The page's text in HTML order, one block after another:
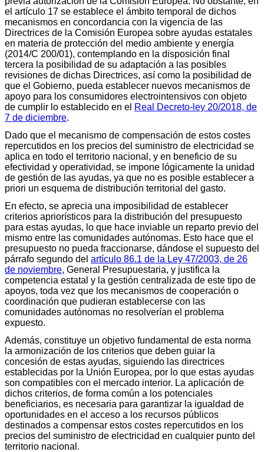
el artículo 17 se establece el ámbito temporal de dichos
mecanismos en concordancia con la vigencia de las
Directrices de la Comisión Europea sobre ayudas estatales
en materia de protección del medio ambiente y energía
(2014/C 200/01), contemplando en la disposición final
tercera la posibilidad de su adaptación a las posibles
revisiones de dichas Directrices, así como la posibilidad de
que el Gobierno, pueda establecer nuevos mecanismos de
apoyo para los consumidores electrointensivos con objeto
de cumplir lo establecido en el Real Decreto-ley 20/2018, de
7 de diciembre.
Dado que el mecanismo de compensación de estos costes
repercutidos en los precios del suministro de electricidad se
aplica en todo el territorio nacional, y en beneficio de su
efectividad y operatividad, se impone lógicamente la unidad
de gestión de las ayudas, ya que no es posible establecer a
priori un esquema de distribución territorial del gasto.
En efecto, se aprecia una imposibilidad de establecer
criterios apriorísticos para la distribución del presupuesto
para estas ayudas, lo que hace inviable un reparto previo del
mismo entre las comunidades autónomas. Esto hace que el
presupuesto no pueda fraccionarse, dándose el supuesto del
párrafo segundo del artículo 86.1 de la Ley 47/2003, de 26
de noviembre, General Presupuestaria, y justifica la
competencia estatal y la gestión centralizada de este tipo de
apoyos, toda vez que los mecanismos de cooperación o
coordinación que pudieran establecerse con las
comunidades autónomas no resolverían el problema
expuesto.
Además, constituye un objetivo fundamental de esta norma
la armonización de los criterios que deben guiar la
concesión de estas ayudas, siguiendo las directrices
establecidas por la Unión Europea, por lo que estas ayudas
son compatibles con el mercado interior. La aplicación de
dichos criterios, de forma común a los potenciales
beneficiarios, es necesaria para garantizar la igualdad de
oportunidades en el acceso a los recursos públicos
destinados a compensar estos costes repercutidos en los
precios del suministro de electricidad en cualquier punto del
territorio nacional.